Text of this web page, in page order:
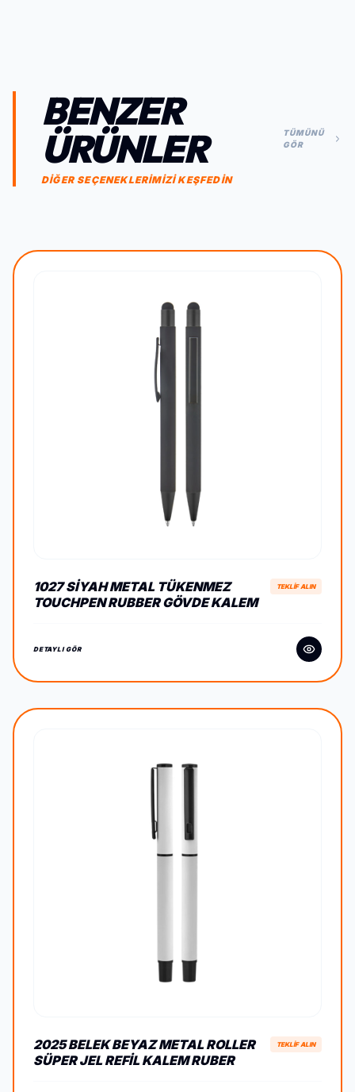
BENZER
ÜRÜNLER
DİĞER SEÇENEKLERİMİZİ KEŞFEDİN
TÜMÜNÜ
GÖR
1027 SIYAH METAL TÜKENMEZ
TOUCHPEN RUBBER GÖVDE KALEM
TEKLİF ALIN
DETAYLI GÖR
2025 BELEK BEYAZ METAL ROLLER
SÜPER JEL REFIL KALEM RUBER
TEKLİF ALIN